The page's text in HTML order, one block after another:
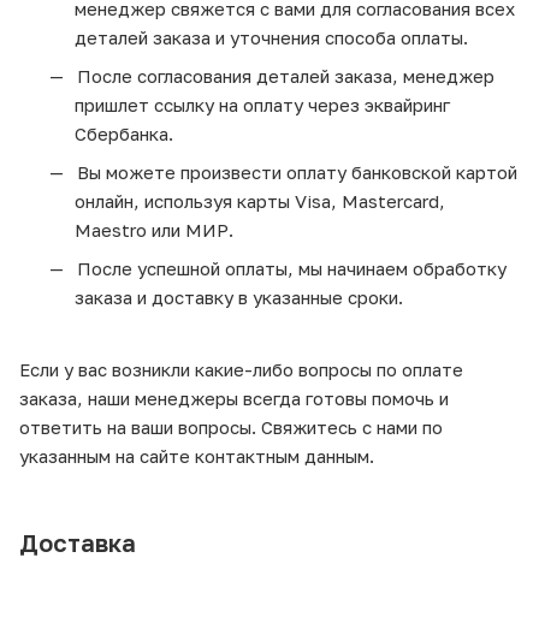
менеджер свяжется с вами для согласования всех
деталей заказа и уточнения способа оплаты.
После согласования деталей заказа, менеджер
пришлет ссылку на оплату через эквайринг
Сбербанка.
Вы можете произвести оплату банковской картой
онлайн, используя карты Visa, Mastercard,
Maestro или МИР.
После успешной оплаты, мы начинаем обработку
заказа и доставку в указанные сроки.
Если у вас возникли какие-либо вопросы по оплате
заказа, наши менеджеры всегда готовы помочь и
ответить на ваши вопросы. Свяжитесь с нами по
указанным на сайте контактным данным.
Доставка